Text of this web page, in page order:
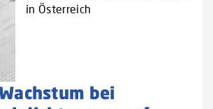
in Österreich
bei